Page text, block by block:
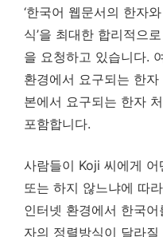
‘한국어 웹문서의 한자
식’을 최대한 합리적으
을 요청하고 있습니다.
환경에서 요구되는 한
본에서 요구되는 한자
포함합니다.
사람들이 Koji 씨에게
또는 하지 않느냐에 따
인터넷 환경에서 한국
자의 정렬방식이 달라